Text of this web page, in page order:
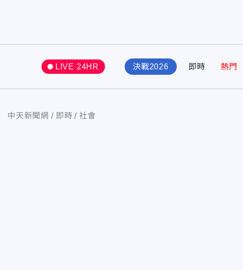
LIVE 24HR 決戰2026 即時 熱門
中天新聞網 即時 社會